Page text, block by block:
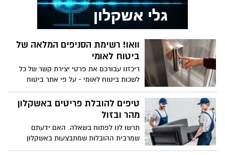
פתרונות מקיפים אשר מקלים משמעותית על
השינוי והמעבר לתזונה מסוג זה
להיות דבר שבשגרה, כזה שאנו שומעים ברדיו
למכביר. כל תאונה היא הרס של עולם שלם –
הקורבנות בגוף ובנפש, הנזק לרכוש, הצער של
וואו! רשימת הסניפים המלאה של
ביטוח לאומי
ריכזנו עבורכם את פרטי יצירת קשר של כל
לשכות ביטוח לאומי - על פי אתר ביטוח
לאומי
טיפים להובלת פריטים באשקלון
מהר ובזול
תרשו לנו לפתוח בשאלה. האם ידעתם
שמרבית ההובלות שמתבצעות באשקלון
מסתכמות לכל היותר במספר פריטים